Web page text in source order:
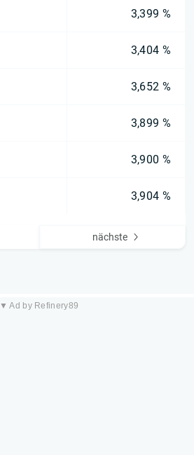
3,399 %
3,404 %
3,652 %
3,899 %
3,900 %
3,904 %
nächste
▼ Ad by Refinery89